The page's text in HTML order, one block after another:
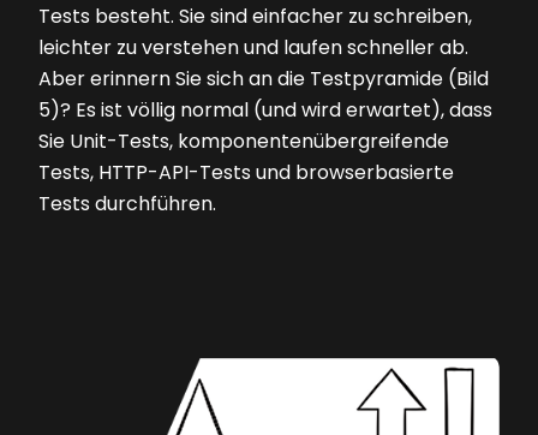
Tests besteht. Sie sind einfacher zu schrei­ben,
leichter zu verstehen und laufen schneller ab.
Aber erinnern Sie sich an die Testpyramide (Bild
5)? Es ist völlig normal (und wird erwartet), dass
Sie Unit-Tests, komponentenübergreifende
Tests, HTTP-API-Tests und browser­basierte
Tests durchführen.